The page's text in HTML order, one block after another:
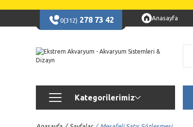
0(312) 278 73 42 Anasayfa
Kategorilerimiz